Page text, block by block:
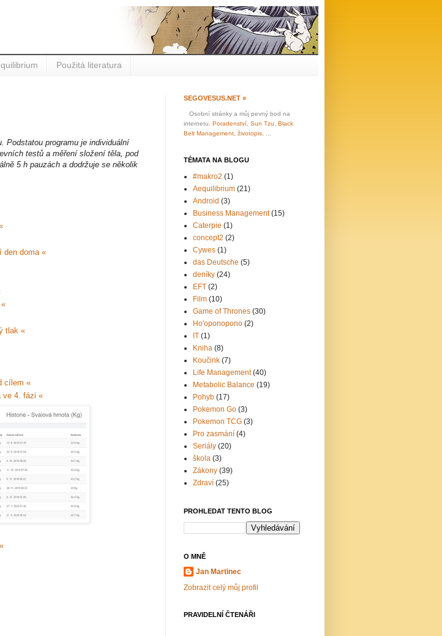
Použitá literatura
Podstatou programu je individuální
testů a měření složení těla, pod
5 h pauzách a dodržuje se několik
den doma «
tlak «
cílem «
ve 4. fázi «
SEGOVESUS.NET »
Osobní stránky a můj pevný bod na
internetu. Poradenství Sun Tzu
Black
Belt Management životopis
TÉMATA NA BLOGU
#makro2 (1)
Aequilibrium (21)
Android (3)
Business Management (15)
Caterpie (1)
concept2 (2)
Cywes (1)
das Deutsche (5)
deníky (24)
EFT (2)
Film (10)
Game of Thrones (30)
Ho'oponopono (2)
IT (1)
Kniha (8)
Koučink (7)
Life Management (40)
Metabolic Balance (19)
Pohyb (17)
Pokemon Go (3)
Pokemon TCG (3)
Pro zasmání (4)
Seriály (20)
škola (3)
Zákony (39)
Zdraví (25)
PROHLEDAT TENTO BLOG
O MNĚ
Jan Martinec
Zobrazit celý můj profil
PRAVIDELNÍ ČTENÁŘI